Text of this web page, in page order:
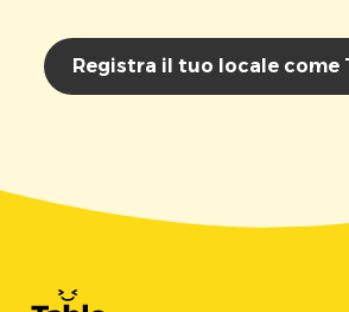
Registra il tuo locale come